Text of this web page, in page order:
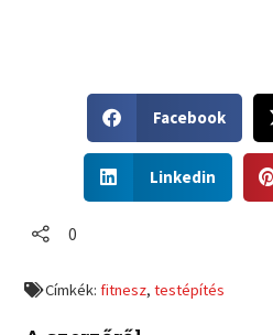
h
a
r
Facebook
h
a
n
Linkedin
h
a
0
Címkék:fitnesz,testépítés